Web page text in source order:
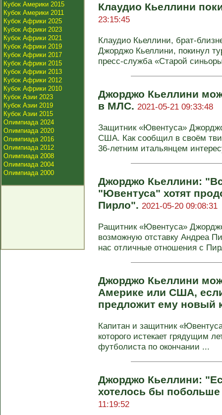
Кубок Америки 2015
Кубок Америки 2011
Кубок Африки 2025
Кубок Африки 2023
Кубок Африки 2021
Кубок Африки 2019
Кубок Африки 2017
Кубок Африки 2015
Кубок Африки 2013
Кубок Африки 2012
Кубок Африки 2010
Кубок Азии 2023
Кубок Азии 2019
Кубок Азии 2015
Олимпиада 2024
Олимпиада 2020
Олимпиада 2016
Олимпиада 2012
Олимпиада 2008
Олимпиада 2004
Олимпиада 2000
Клаудио Кьеллини
23:15:45
Клаудио Кьеллини, брат-
Джорджо Кьеллини, покинул
пресс-служба «Старой
Джорджо Кьеллини
в МЛС. 2021-05-21 09:33:48
Защитник «Ювентуса»
США. Как сообщил в своём
36-летним итальянцем
Джорджо Кьеллини:
"Ювентуса" хотят
Пирло". 2021-05-20 09:08:31
Pащитник «Ювентуса»
возможную отставку Андреа
нас отличные отношения с
Джорджо Кьеллини
Америке или США,
предложит ему новый
Капитан и защитник
которого истекает грядущим
футболиста по окончании ...
Джорджо Кьеллини:
хотелось бы
11:19:52